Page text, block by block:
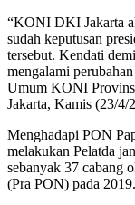
“KONI DKI Jakarta
sudah keputusan
tersebut. Kendati
mengalami
Umum KONI
Jakarta, Kamis (23/4/
Menghadapi PON
melakukan Pelatda
sebanyak 37 cabang
(Pra PON) pada 2019.